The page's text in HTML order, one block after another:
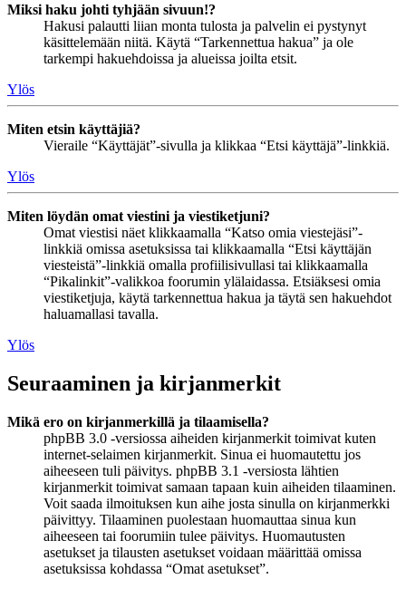
Miksi haku johti tyhjään sivuun!?
Hakusi palautti liian monta tulosta ja palvelin ei pystynyt
käsittelemään niitä. Käytä “Tarkennettua hakua” ja ole
tarkempi hakuehdoissa ja alueissa joilta etsit.
Ylös
Miten etsin käyttäjiä?
Vieraile “Käyttäjät”-sivulla ja klikkaa “Etsi käyttäjä”-linkkiä.
Ylös
Miten löydän omat viestini ja viestiketjuni?
Omat viestisi näet klikkaamalla “Katso omia viestejäsi”-
linkkiä omissa asetuksissa tai klikkaamalla “Etsi käyttäjän
viesteistä”-linkkiä omalla profiilisivullasi tai klikkaamalla
“Pikalinkit”-valikkoa foorumin ylälaidassa. Etsiäksesi omia
viestiketjuja, käytä tarkennettua hakua ja täytä sen hakuehdot
haluamallasi tavalla.
Ylös
Seuraaminen ja kirjanmerkit
Mikä ero on kirjanmerkillä ja tilaamisella?
phpBB 3.0 -versiossa aiheiden kirjanmerkit toimivat kuten
internet-selaimen kirjanmerkit. Sinua ei huomautettu jos
aiheeseen tuli päivitys. phpBB 3.1 -versiosta lähtien
kirjanmerkit toimivat samaan tapaan kuin aiheiden tilaaminen.
Voit saada ilmoituksen kun aihe josta sinulla on kirjanmerkki
päivittyy. Tilaaminen puolestaan huomauttaa sinua kun
aiheeseen tai foorumiin tulee päivitys. Huomautusten
asetukset ja tilausten asetukset voidaan määrittää omissa
asetuksissa kohdassa “Omat asetukset”.